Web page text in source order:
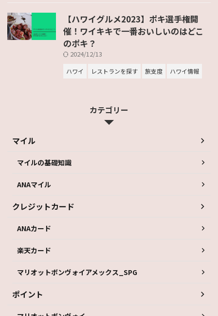
【ハワイグルメ2023】ポキ選手権開
催！ワイキキで一番おいしいのはどこ
のポキ？
2024/12/13
ハワイ レストランを探す 旅支度 ハワイ情報
カテゴリー
マイル
マイルの基礎知識
ANAマイル
クレジットカード
ANAカード
楽天カード
マリオットボンヴォイアメックス_SPG
ポイント